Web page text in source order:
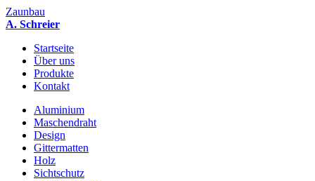
Zaunbau
A. Schreier
Startseite
Über uns
Produkte
Kontakt
Aluminium
Maschendraht
Design
Gittermatten
Holz
Sichtschutz